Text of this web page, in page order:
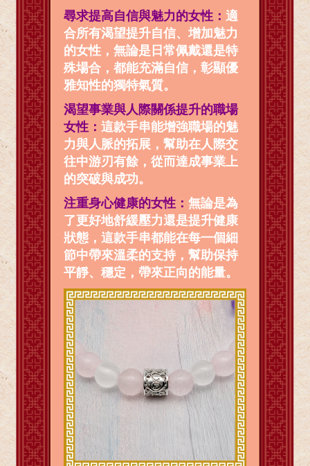
尋求提高自信與魅力的女性：適
合所有渴望提升自信、增加魅力
的女性，無論是日常佩戴還是特
殊場合，都能充滿自信，彰顯優
雅知性的獨特氣質。
渴望事業與人際關係提升的職場
女性：這款手串能增強職場的魅
力與人脈的拓展，幫助在人際交
往中游刃有餘，從而達成事業上
的突破與成功。
注重身心健康的女性：無論是為
了更好地舒緩壓力還是提升健康
狀態，這款手串都能在每一個細
節中帶來溫柔的支持，幫助保持
平靜、穩定，帶來正向的能量。